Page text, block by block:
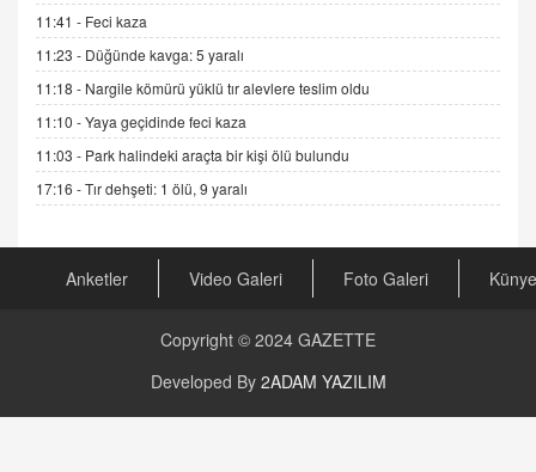
GÖNÜL MENEKŞE
Şifacının Yolu
04.11.2025 12:56
AV. RÜMEYSA ÖZKALE
Kira Uyuşmazlıklarında Dava Açmadan Önce
Arabulucuya Başvuru Şartı
23.09.2023 16:30
CAN UĞURATEŞ
Değişen yapısıyla Suriye
GÜNLÜK BURÇ YORUMU
Boğa, İkizler ve Daha Fazlası!
11:41 - Feci kaza
11:23 - Düğünde kavga: 5 yaralı
11:18 - Nargile kömürü yüklü tır alevlere teslim oldu
11:10 -Yaya geçidinde feci kaza
11:03 - Park halindeki araçta bir kişi ölü bulundu
17:16 -Tır dehşeti: 1 ölü, 9 yaralı
Anketler Video Galeri Foto Galeri Künye
Copyright © 2024 GAZETTE
Developed By 2ADAM YAZILIM